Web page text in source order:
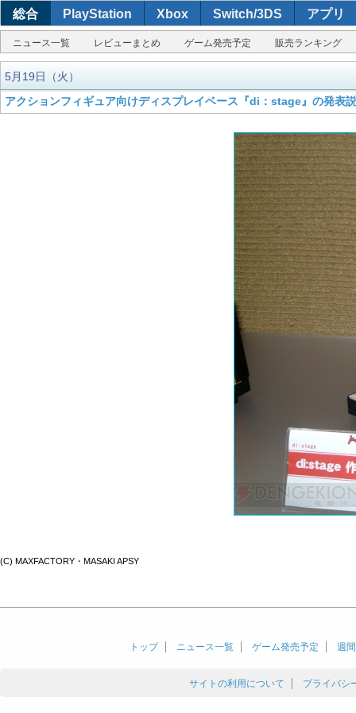
総合 PlayStation Xbox Switch/3DS アプリ
ニュース一覧 レビューまとめ ゲーム発売予定 販売ランキング
5月19日（火）
アクションフィギュア向けディスプレイベース『di：stage』の発表
(C) MAXFACTORY・MASAKI APSY
トップ ニュース一覧 ゲーム発売予定 週
サイトの利用について プライバシ